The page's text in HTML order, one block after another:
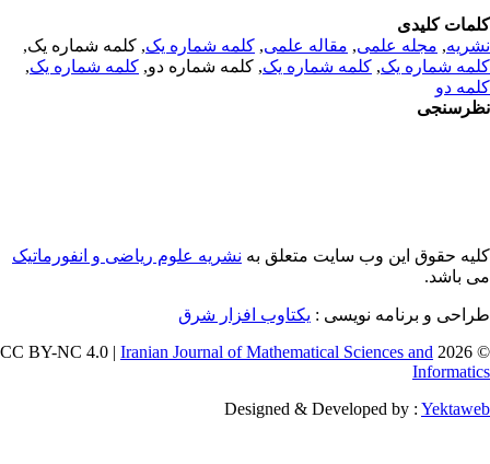
کلیدی
,مجله علمی, مقاله علمی, کلمه شماره یک, کلمه شماره یک,
شماره یک,کلمه شماره یک, کلمه شماره دو,کلمه شماره یک,
دو
حقوق این وب سایت متعلق بهنشریه علوم ریاضی و انفورماتیک
باشد.
و برنامه نویسی : یکتاوب افزار شرق
©
Iranian Journal of Mathematical Sciences and
Designed & Developed by :